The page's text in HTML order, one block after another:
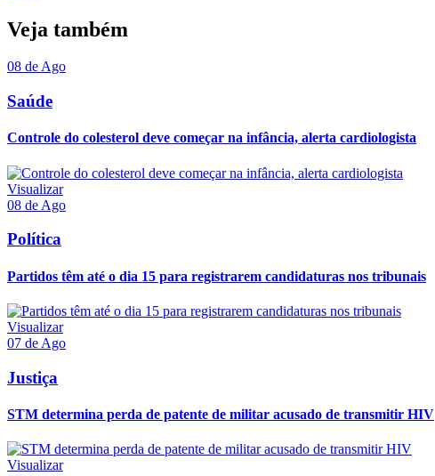
Veja também
08 de Ago
Saúde
Controle do colesterol deve começar na infância, alerta cardiologista
Visualizar
08 de Ago
Política
Partidos têm até o dia 15 para registrarem candidaturas nos tribunais
Visualizar
07 de Ago
Justiça
STM determina perda de patente de militar acusado de transmitir HIV
Visualizar